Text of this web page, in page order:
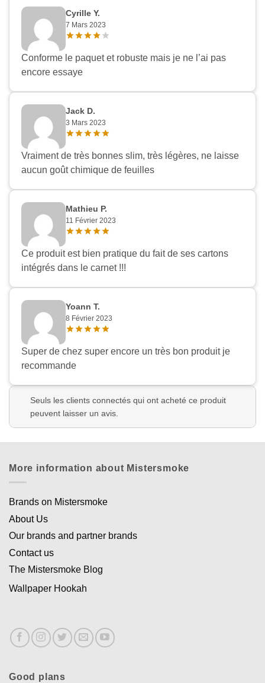
Cyrille Y.
7 Mars 2023
Conforme le paquet et robuste mais je ne l’ai pas
encore essaye
Jack D.
3 Mars 2023
Vraiment de très bonnes slim, très légères, ne laisse
aucun goût chimique de feuilles
Mathieu P.
11 Février 2023
Ce produit est bien pratique du fait de ses cartons
intégrés dans le carnet !!!
Yoann T.
8 Février 2023
Super de chez super encore un très bon produit je
recommande
Seuls les clients connectés qui ont acheté ce produit
peuvent laisser un avis.
More information about Mistersmoke
Brands on Mistersmoke
About Us
Our brands and partner brands
Contact us
The Mistersmoke Blog
Wallpaper Hookah
Good plans